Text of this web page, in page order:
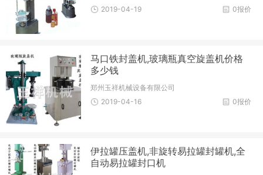
0报价
2019-04-19
马口铁封盖机,玻璃瓶真空旋盖机价格
多少钱
郑州玉祥机械设备有限公司
0报价
2019-04-16
伊拉罐压盖机,非旋转易拉罐封罐机,全
自动易拉罐封口机